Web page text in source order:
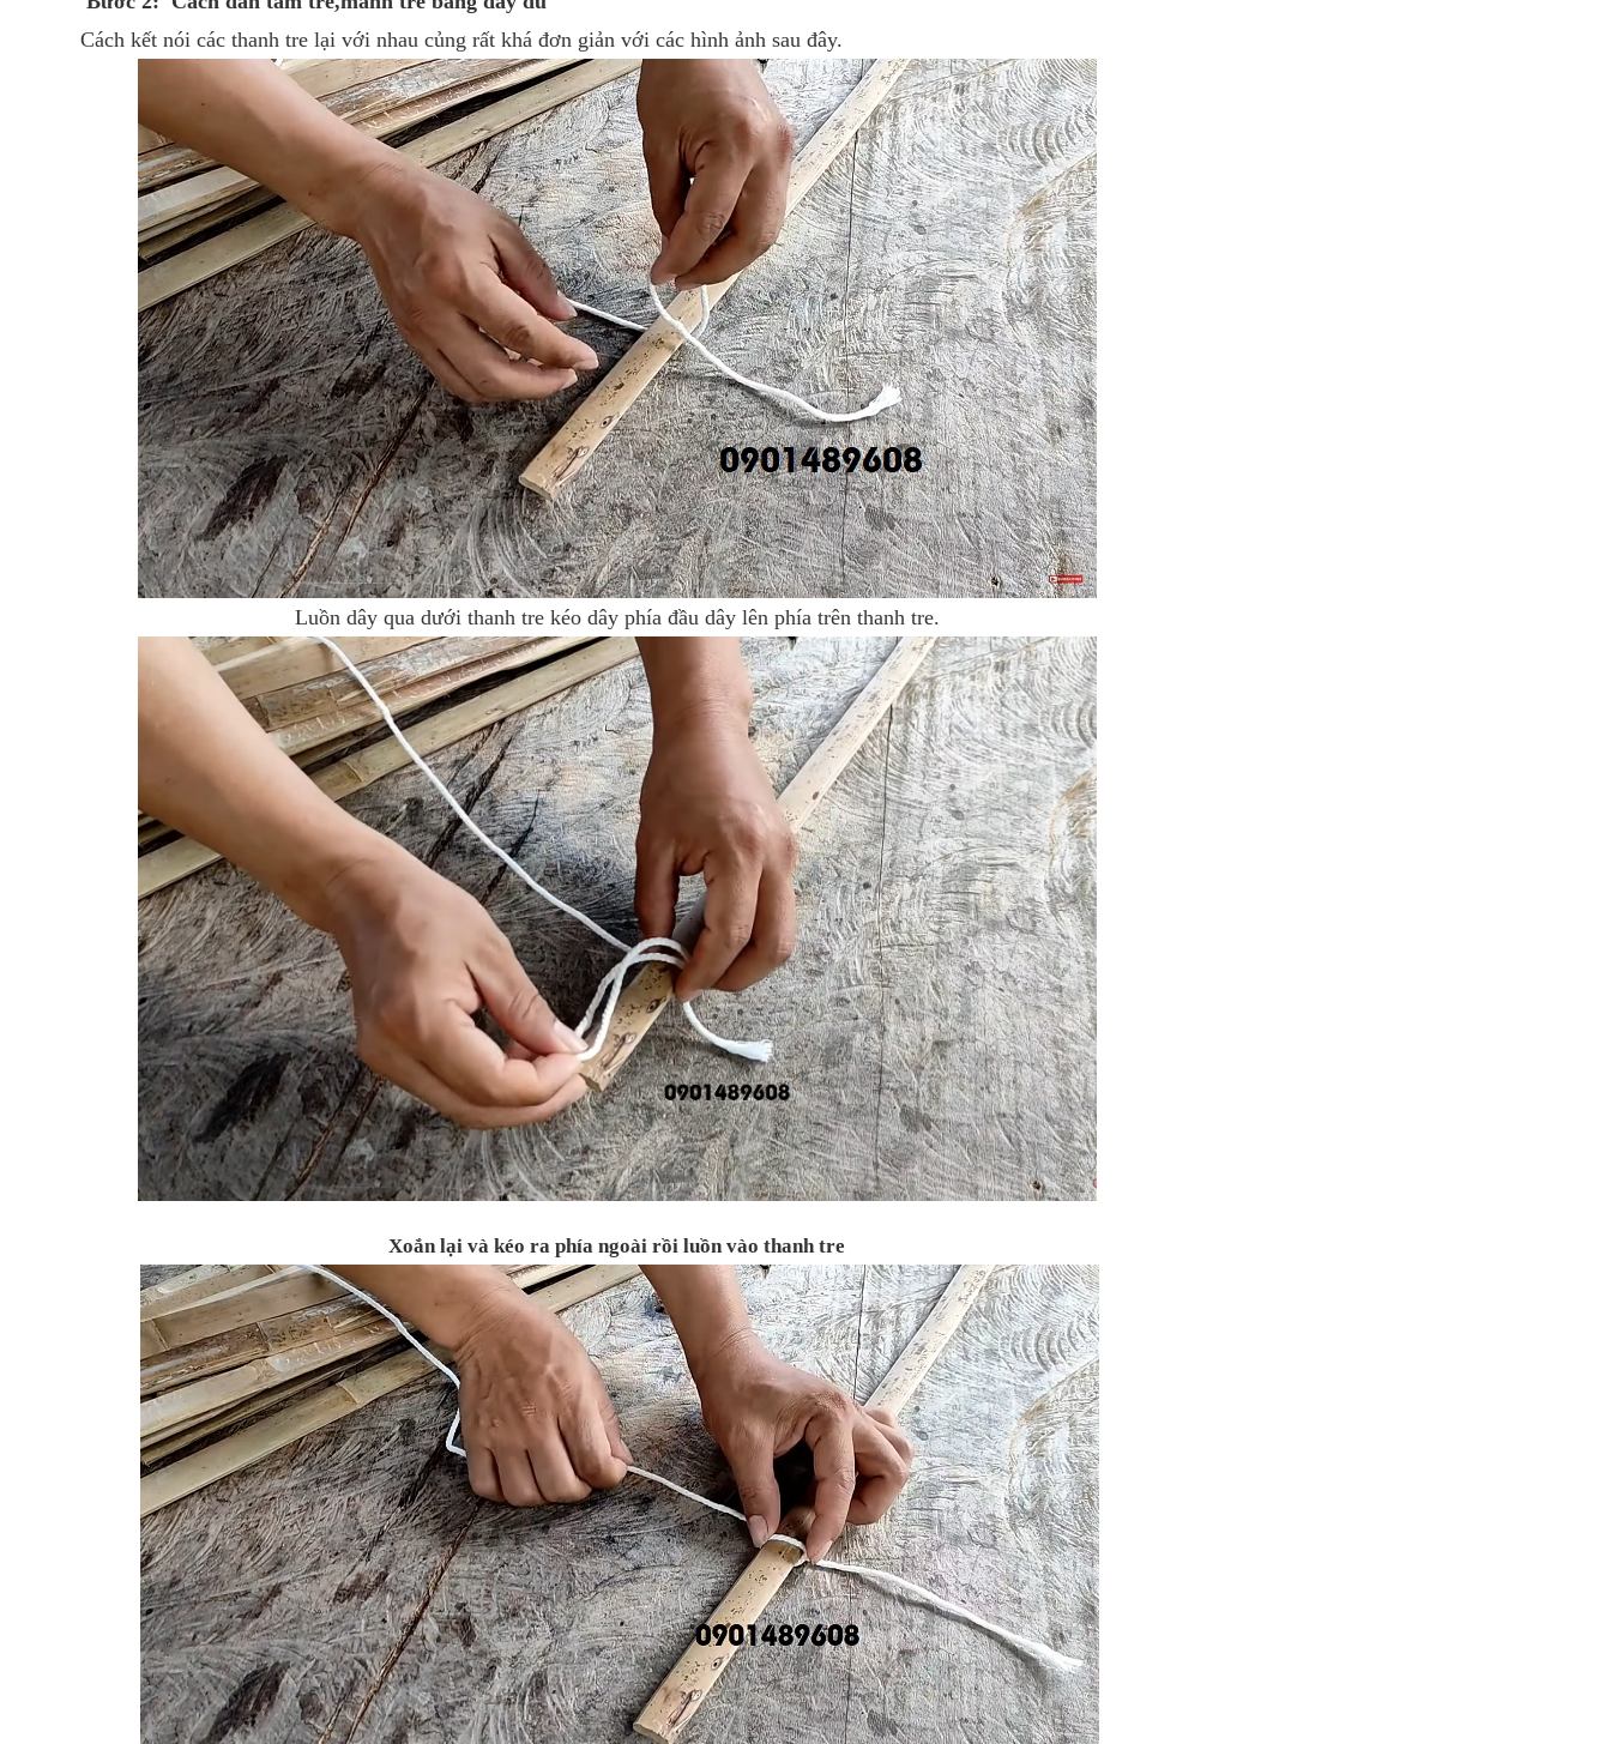
Cách kết nói các thanh tre lại với nhau củng rất khá đơn giản với các hình ảnh sau đây.
Luồn dây qua dưới thanh tre kéo dây phía đầu dây lên phía trên thanh tre.
Xoắn lại và kéo ra phía ngoài rồi luồn vào thanh tre